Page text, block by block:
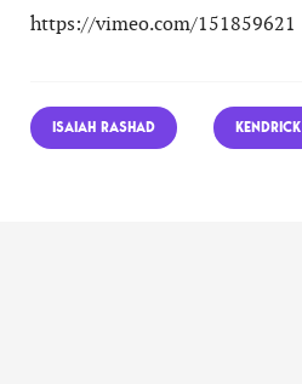
https://vimeo.com/151859621
ISAIAH RASHAD KENDRICK